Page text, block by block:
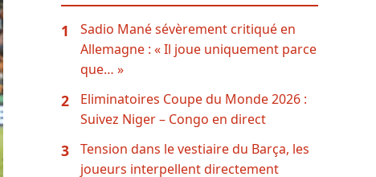
1
Sadio Mané sévèrement critiqué en
Allemagne : « Il joue uniquement parce
que… »
2
Eliminatoires Coupe du Monde 2026 :
Suivez Niger – Congo en direct
3
Tension dans le vestiaire du Barça, les
joueurs interpellent directement